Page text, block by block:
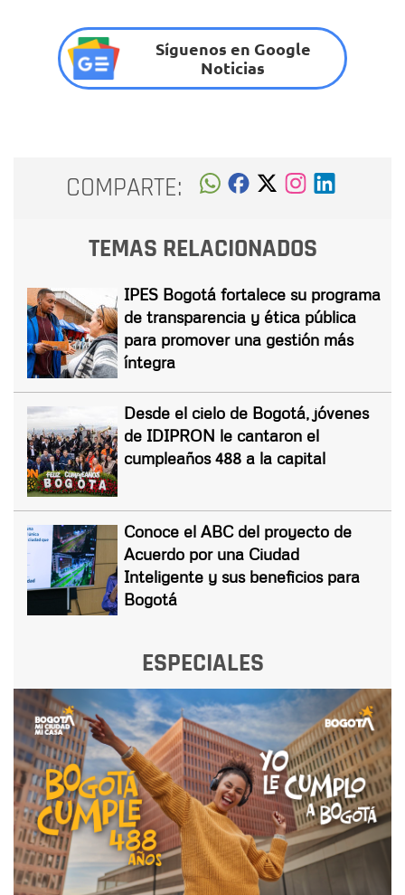
Síguenos en Google
Noticias
COMPARTE:
TEMAS RELACIONADOS
IPES Bogotá fortalece su programa
de transparencia y ética pública
para promover una gestión más
íntegra
Desde el cielo de Bogotá, jóvenes
de IDIPRON le cantaron el
cumpleaños 488 a la capital
Conoce el ABC del proyecto de
Acuerdo por una Ciudad
Inteligente y sus beneficios para
Bogotá
ESPECIALES